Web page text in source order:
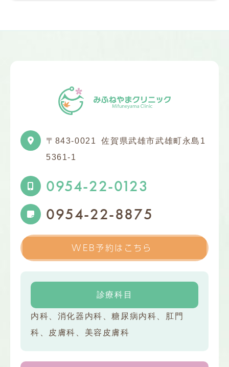
〒843-0021
佐賀県武雄市武雄町永島1
5361-1
0954-22-0123
0954-22-8875
WEB予約はこちら
診療科目
内科、消化器内科、糖尿病内科、肛門
科、皮膚科、美容皮膚科